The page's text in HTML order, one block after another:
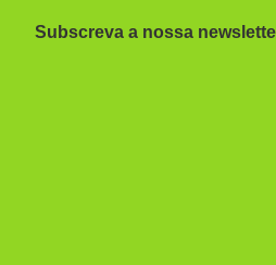
Subscreva a nossa